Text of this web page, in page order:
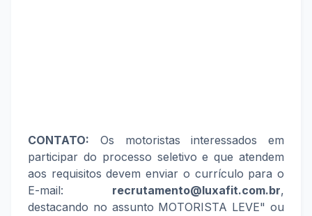
CONTATO: Os motoristas interessados em
participar do processo seletivo e que atendem
aos requisitos devem enviar o currículo para o
E-mail: recrutamento@luxafit.com.br,
destacando no assunto MOTORISTA LEVE" ou